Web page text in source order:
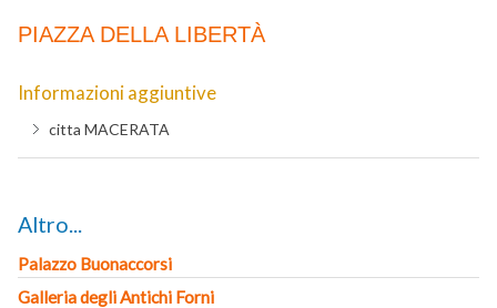
PIAZZA DELLA LIBERTÀ
Informazioni aggiuntive
citta MACERATA
Altro...
Palazzo Buonaccorsi
Galleria degli Antichi Forni